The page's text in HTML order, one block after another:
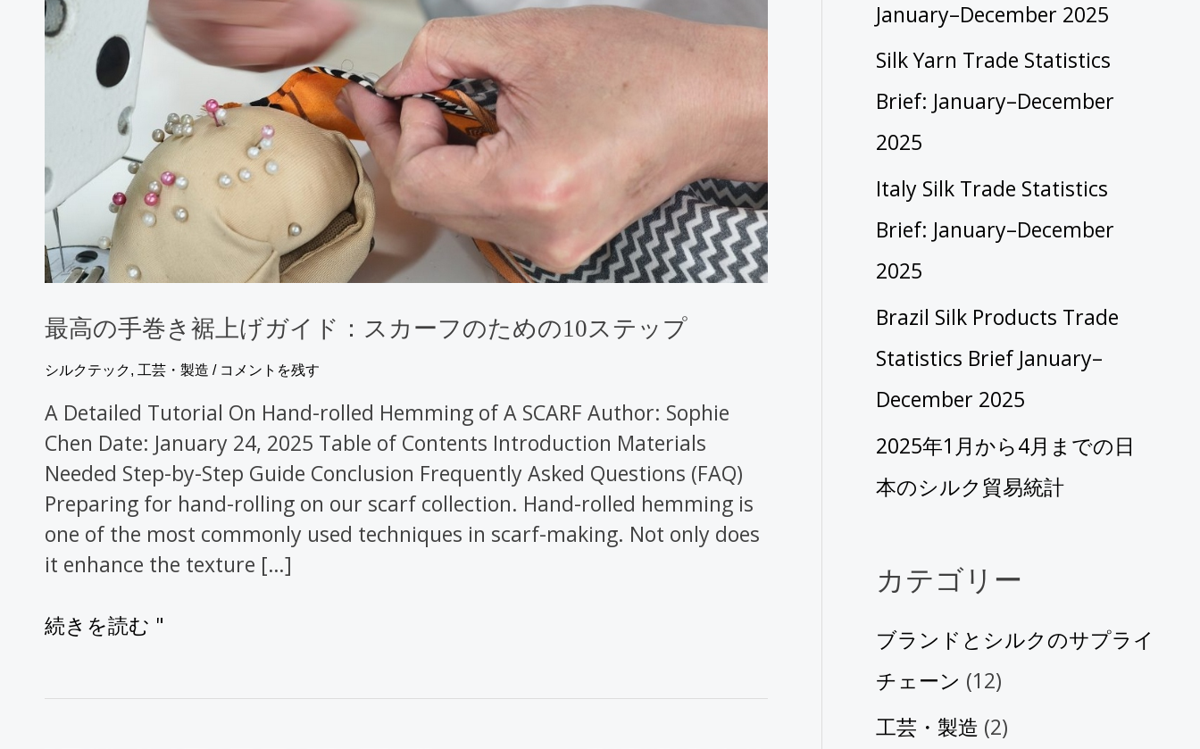
最高の手巻き裾上げガイド：スカーフのための10ステップ
シルクテック, 工芸・製造 / コメントを残す
A Detailed Tutorial On Hand-rolled Hemming of A SCARF Author: Sophie
Chen Date: January 24, 2025 Table of Contents Introduction Materials
Needed Step-by-Step Guide Conclusion Frequently Asked Questions (FAQ)
Preparing for hand-rolling on our scarf collection. Hand-rolled hemming is
one of the most commonly used techniques in scarf-making. Not only does
it enhance the texture […]
手
巻
げ
ガ
イ
ド：
カ
ー
の
た
め
の
10
ス
ッ
続きを読む "
January–December 2025
Silk Yarn Trade Statistics
Brief: January–December
2025
Italy Silk Trade Statistics
Brief: January–December
2025
Brazil Silk Products Trade
Statistics Brief January–
December 2025
2025年1月から4月までの日
本のシルク貿易統計
カテゴリー
ブランドとシルクのサプライ
チェーン (12)
工芸・製造 (2)